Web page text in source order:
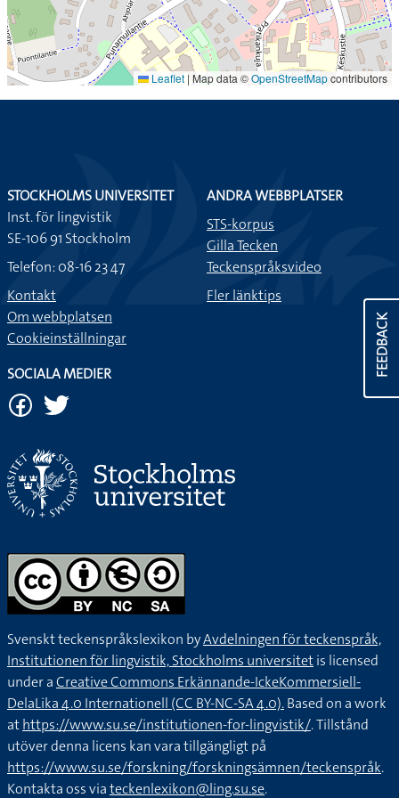
Leaflet | Map data ©OpenStreetMapcontributors
FEEDBACK
STOCKHOLMS UNIVERSITET
Inst. för lingvistik
SE-106 91 Stockholm
Telefon: 08-16 23 47
Kontakt
Om webbplatsen
Cookieinställningar
ANDRA WEBBPLATSER
STS-korpus
Gilla Tecken
Teckenspråksvideo
Fler länktips
SOCIALA MEDIER
Svenskt teckenspråkslexikon byAvdelningen för teckenspråk,
Institutionen för lingvistik, Stockholms universitetis licensed
under aCreative Commons Erkännande-IckeKommersiell-
DelaLika 4.0 Internationell (CC BY-NC-SA 4.0).Based on a work
athttps://www.su.se/institutionen-for-lingvistik/. Tillstånd
utöver denna licens kan vara tillgängligt på
https://www.su.se/forskning/forskningsämnen/teckenspråk.
Kontakta oss viateckenlexikon@ling.su.se.